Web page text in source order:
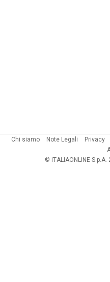
Chi siamo Note Legali Privacy
© ITALIAONLINE